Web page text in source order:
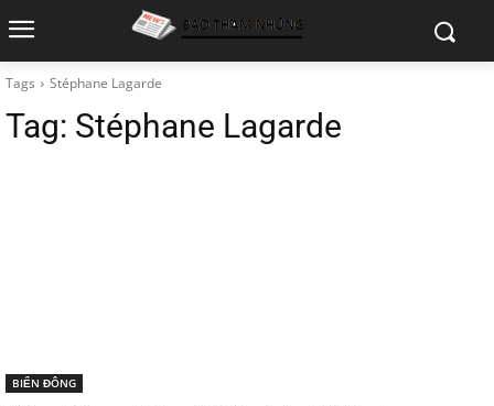
Tags Stéphane Lagarde
Tag: Stéphane Lagarde
BIỂN ĐÔNG